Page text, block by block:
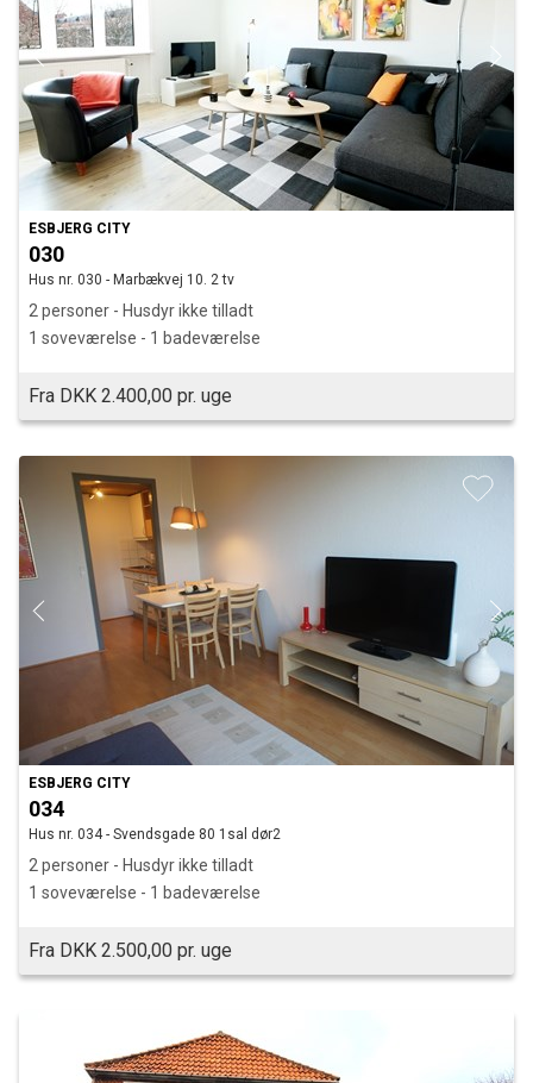
ESBJERG CITY
030
Hus nr. 030 - Marbækvej 10. 2 tv
2 personer - Husdyr ikke tilladt
1 soveværelse - 1 badeværelse
Fra DKK 2.400,00 pr. uge
ESBJERG CITY
034
Hus nr. 034 - Svendsgade 80 1sal dør2
2 personer - Husdyr ikke tilladt
1 soveværelse - 1 badeværelse
Fra DKK 2.500,00 pr. uge